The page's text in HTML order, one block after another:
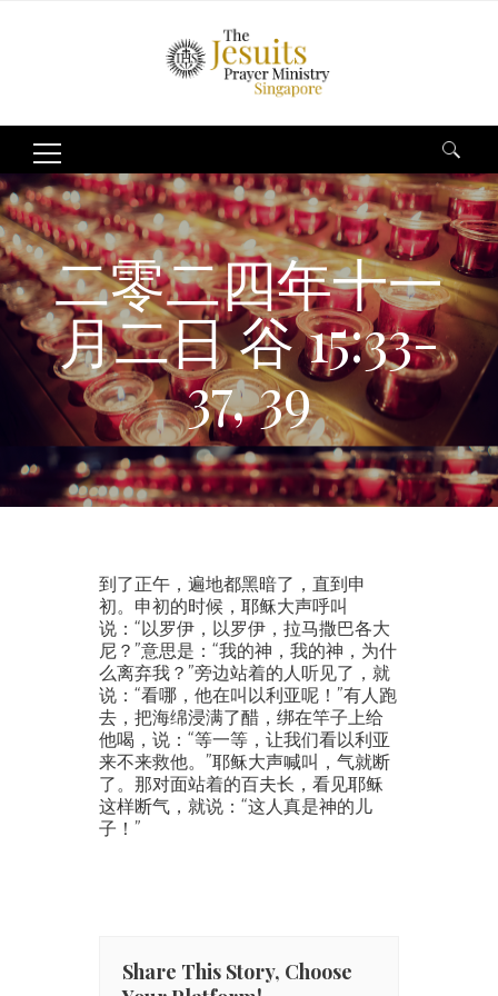
Search
for:
二零二四年十一
月二日 谷 15:33-
37, 39
到了正午，遍地都黑暗了，直到申
初。申初的时候，耶稣大声呼叫
说：“以罗伊，以罗伊，拉马撒巴各大
尼？”意思是：“我的神，我的神，为什
么离弃我？”旁边站着的人听见了，就
说：“看哪，他在叫以利亚呢！”有人跑
去，把海绵浸满了醋，绑在竿子上给
他喝，说：“等一等，让我们看以利亚
来不来救他。”耶稣大声喊叫，气就断
了。那对面站着的百夫长，看见耶稣
这样断气，就说：“这人真是神的儿
子！”
Share This Story, Choose